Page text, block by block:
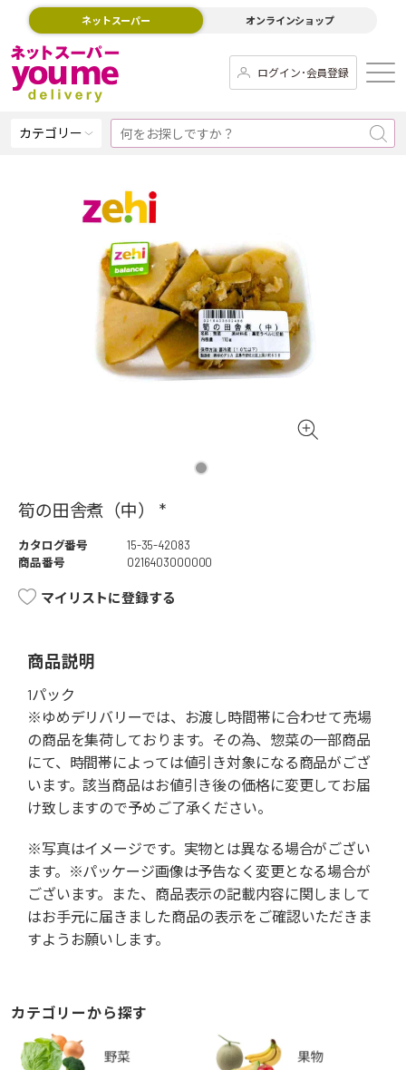
ネットスーパー オンラインショップ
ログイン･会員登録
カテゴリー
筍の田舎煮（中） *
カタログ番号
15-35-42083
商品番号
0216403000000
マイリストに登録する
商品説明
1パック
※ゆめデリバリーでは、お渡し時間帯に合わせて売場
の商品を集荷しております。その為、惣菜の一部商品
にて、時間帯によっては値引き対象になる商品がござ
います。該当商品はお値引き後の価格に変更してお届
け致しますので予めご了承ください。
※写真はイメージです。実物とは異なる場合がござい
ます。※パッケージ画像は予告なく変更となる場合が
ございます。また、商品表示の記載内容に関しまして
はお手元に届きました商品の表示をご確認いただきま
すようお願いします。
カテゴリーから探す